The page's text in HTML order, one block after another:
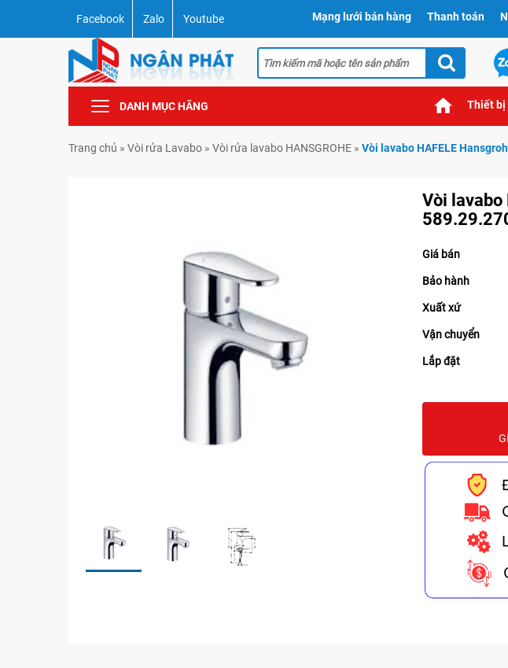
Facebook Zalo Youtube Mạng lưới bán hàng Thanh toán
DANH MỤC HÃNG Thiết bị
Trang chủ » Vòi rửa Lavabo » Vòi rửa lavabo HANSGROHE » Vòi lavabo HAFELE
Vòi lavabo
Giá bán
Bảo hành
Xuất xứ
Vận chuyển
Lắp đặt